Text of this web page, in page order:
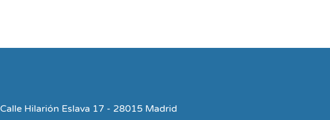
Calle Hilarión Eslava 17 - 28015 Madrid